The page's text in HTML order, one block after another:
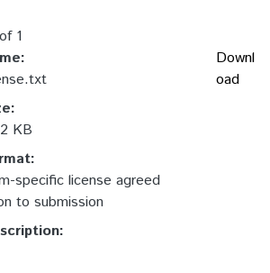
1
KB
specific license agreed
to submission
Downl
oad